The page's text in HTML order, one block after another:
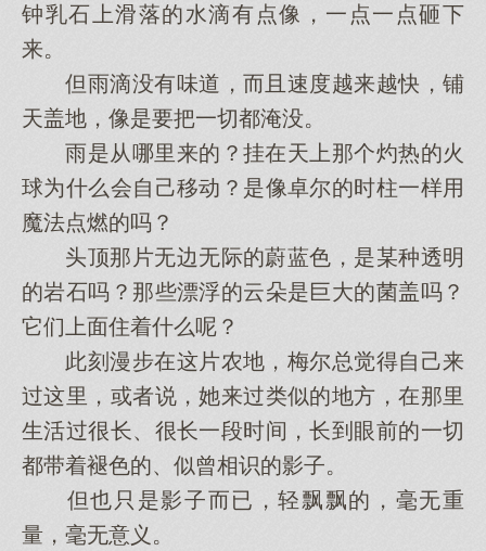
钟乳石上滑落的水滴有点像，一点一点砸下
来。
但雨滴没有味道，而且速度越来越快，铺
天盖地，像是要把一切都淹没。
雨是从哪里来的？挂在天上那个灼热的火
球为什么会自己移动？是像卓尔的时柱一样用
魔法点燃的吗？
头顶那片无边无际的蔚蓝色，是某种透明
的岩石吗？那些漂浮的云朵是巨大的菌盖吗？
它们上面住着什么呢？
此刻漫步在这片农地，梅尔总觉得自己来
过这里，或者说，她来过类似的地方，在那里
生活过很长、很长一段时间，长到眼前的一切
都带着褪色的、似曾相识的影子。
但也只是影子而已，轻飘飘的，毫无重
量，毫无意义。